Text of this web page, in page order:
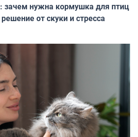
зачем нужна кормушка для птиц
от скуки и стресса